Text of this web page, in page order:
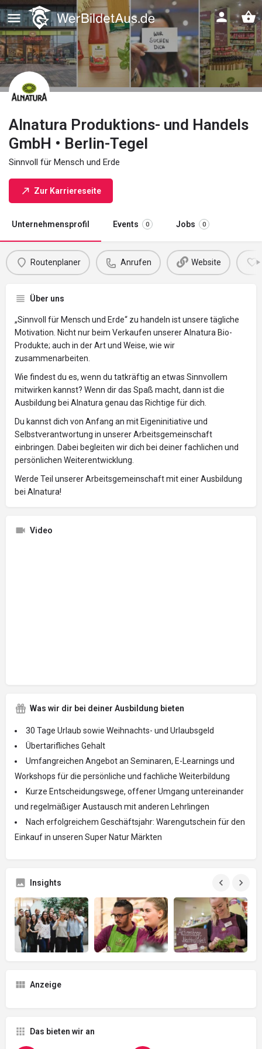
Alnatura Produktions- und Handels
GmbH • Berlin-Tegel
Sinnvoll für Mensch und Erde
Zur Karriereseite
Unternehmensprofil Events 0 Jobs 0
Routenplaner Anrufen Website
Über uns
„Sinnvoll für Mensch und Erde“ zu handeln ist unsere tägliche
Motivation. Nicht nur beim Verkaufen unserer Alnatura Bio-
Produkte; auch in der Art und Weise, wie wir
zusammenarbeiten.
Wie findest du es, wenn du tatkräftig an etwas Sinnvollem
mitwirken kannst? Wenn dir das Spaß macht, dann ist die
Ausbildung bei Alnatura genau das Richtige für dich.
Du kannst dich von Anfang an mit Eigeninitiative und
Selbstverantwortung in unserer Arbeitsgemeinschaft
einbringen. Dabei begleiten wir dich bei deiner fachlichen und
persönlichen Weiterentwicklung.
Werde Teil unserer Arbeitsgemeinschaft mit einer Ausbildung
bei Alnatura!
Video
Was wir dir bei deiner Ausbildung bieten
30 Tage Urlaub sowie Weihnachts- und Urlaubsgeld
Übertarifliches Gehalt
Umfangreichen Angebot an Seminaren, E-Learnings und
Workshops für die persönliche und fachliche Weiterbildung
Kurze Entscheidungswege, offener Umgang untereinander
und regelmäßiger Austausch mit anderen Lehrlingen
Nach erfolgreichem Geschäftsjahr: Warengutschein für den
Einkauf in unseren Super Natur Märkten
Insights
Anzeige
Das bieten wir an